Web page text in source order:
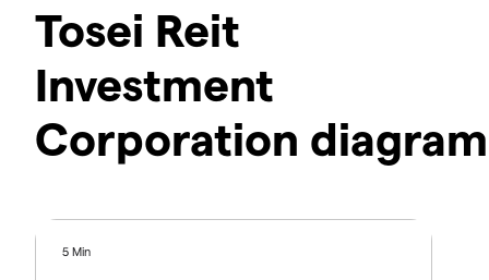
Tosei Reit
Investment
Corporation diagram
5 Min